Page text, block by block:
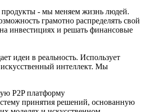
- мы меняем жизнь людей.
грамотно распределять свой
инвестициях и решать финансовые
идеи в реальность. Использует
интеллект. Мы
P2P платформу
принятия решений, основанную